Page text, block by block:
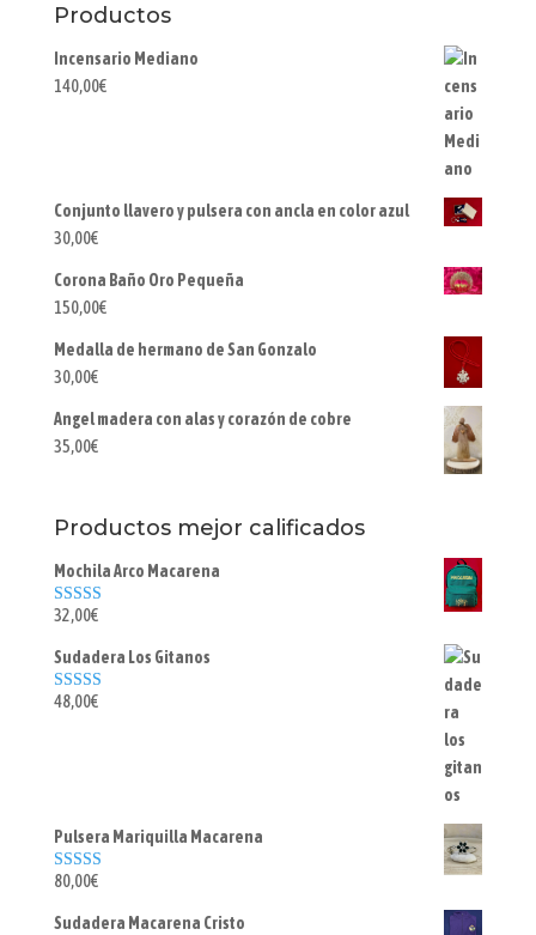
Productos
Incensario Mediano
140,00€
Conjunto llavero y pulsera con ancla en color azul
30,00€
Corona Baño Oro Pequeña
150,00€
Medalla de hermano de San Gonzalo
30,00€
Angel madera con alas y corazón de cobre
35,00€
Productos mejor calificados
Mochila Arco Macarena
Valorado con
32,00€
Sudadera Los Gitanos
Valorado con
48,00€
Pulsera Mariquilla Macarena
Valorado con
80,00€
Sudadera Macarena Cristo